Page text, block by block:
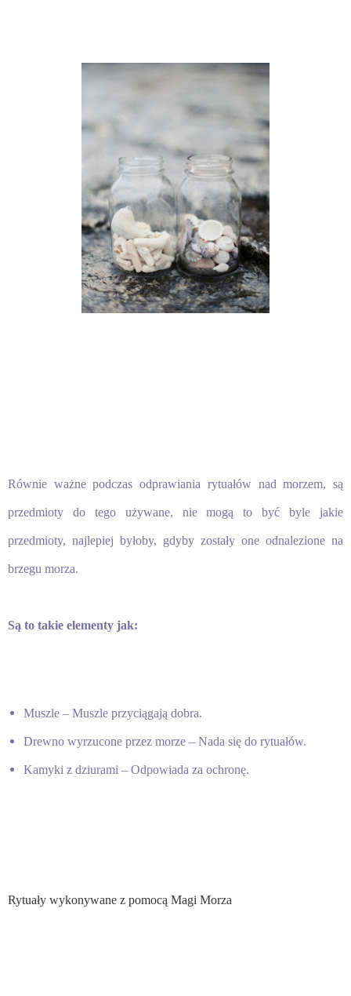
Równie ważne podczas odprawiania rytuałów nad morzem, są
przedmioty do tego używane, nie mogą to być byle jakie
przedmioty, najlepiej byłoby, gdyby zostały one odnalezione na
brzegu morza.
Są to takie elementy jak:
Muszle – Muszle przyciągają dobra.
Drewno wyrzucone przez morze – Nada się do rytuałów.
Kamyki z dziurami – Odpowiada za ochronę.
Rytuały wykonywane z pomocą Magi Morza